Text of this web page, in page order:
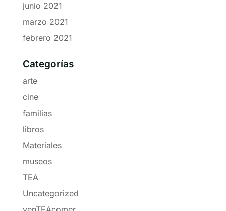
junio 2021
marzo 2021
febrero 2021
Categorías
arte
cine
familias
libros
Materiales
museos
TEA
Uncategorized